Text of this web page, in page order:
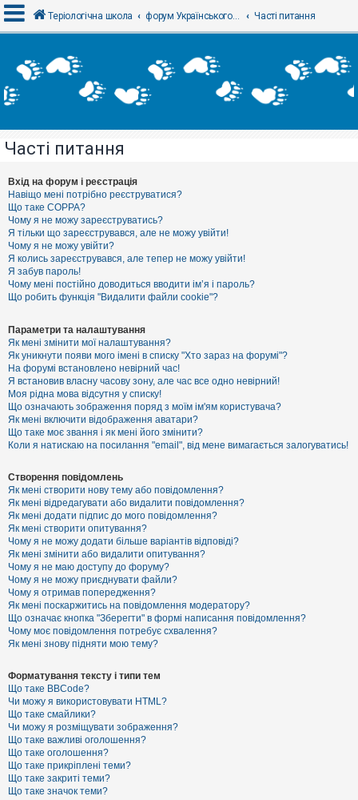
х
і
Р
є
с
т
р
а
ц
і
я
Т
м
и
б
е
з
в
і
д
п
о
в
і
е
й
А
к
т
и
в
н
і
т
е
м
и
П
о
ш
у
к
Д
о
п
Теріологічна школа форум Українського теріологічного товариства Часті питання
Часті питання
Вхід на форум і реєстрація
Навіщо мені потрібно реєструватися?
Що таке COPPA?
Чому я не можу зареєструватись?
Я тільки що зареєструвався, але не можу увійти!
Чому я не можу увійти?
Я колись зареєструвався, але тепер не можу увійти!
Я забув пароль!
Чому мені постійно доводиться вводити ім’я і пароль?
Що робить функція "Видалити файли cookie"?
Параметри та налаштування
Як мені змінити мої налаштування?
Як уникнути появи мого імені в списку "Хто зараз на форумі"?
На форумі встановлено невірний час!
Я встановив власну часову зону, але час все одно невірний!
Моя рідна мова відсутня у списку!
Що означають зображення поряд з моїм ім'ям користувача?
Як мені включити відображення аватари?
Що таке моє звання і як мені його змінити?
Коли я натискаю на посилання "email", від мене вимагається залогуватись!
Створення повідомлень
Як мені створити нову тему або повідомлення?
Як мені відредагувати або видалити повідомлення?
Як мені додати підпис до мого повідомлення?
Як мені створити опитування?
Чому я не можу додати більше варіантів відповіді?
Як мені змінити або видалити опитування?
Чому я не маю доступу до форуму?
Чому я не можу приєднувати файли?
Чому я отримав попередження?
Як мені поскаржитись на повідомлення модератору?
Що означає кнопка "Зберегти" в формі написання повідомлення?
Чому моє повідомлення потребує схвалення?
Як мені знову підняти мою тему?
Форматування тексту і типи тем
Що таке BBCode?
Чи можу я використовувати HTML?
Що таке смайлики?
Чи можу я розміщувати зображення?
Що таке важливі оголошення?
Що таке оголошення?
Що таке прикріплені теми?
Що таке закриті теми?
Що таке значок теми?